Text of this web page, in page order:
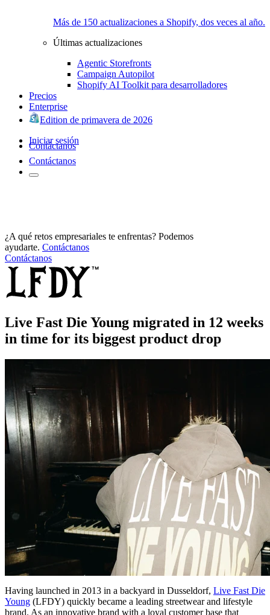
Más de 150 actualizaciones a Shopify, dos veces al año.
Últimas actualizaciones
Agentic Storefronts
Campaign Autopilot
Shopify AI Toolkit para desarrolladores
Precios
Enterprise
Edition de primavera de 2026
Iniciar sesión
Contáctanos
Contáctanos
¿A qué retos empresariales te enfrentas? Podemos
ayudarte. Contáctanos
Contáctanos
Live Fast Die Young migrated in 12 weeks
in time for its biggest product drop
Having launched in 2013 in a backyard in Dusseldorf, Live Fast Die
Young (LFDY) quickly became a leading streetwear and lifestyle
brand. As an innovative brand with a loyal customer base that